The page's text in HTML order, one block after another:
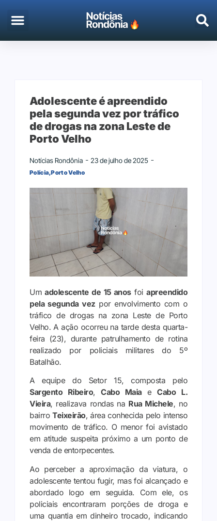
Adolescente é apreendido
pela segunda vez por tráfico
de drogas na zona Leste de
Porto Velho
Notícias Rondônia 23 de julho de 2025
Polícia,Porto Velho
Umadolescente de 15 anosfoiapreendido
pela segunda vezpor envolvimento com o
tráfico de drogas na zona Leste de Porto
Velho. A ação ocorreu na tarde desta quarta-
feira (23), durante patrulhamento de rotina
realizado por policiais militares do 5º
Batalhão.
A equipe do Setor 15, composta pelo
Sargento Ribeiro,Cabo MaiaeCabo L.
Vieira, realizava rondas na Rua Michele, no
bairro Teixeirão, área conhecida pelo intenso
movimento de tráfico. O menor foi avistado
em atitude suspeita próximo a um ponto de
venda de entorpecentes.
Ao perceber a aproximação da viatura, o
adolescente tentou fugir, mas foi alcançado e
abordado logo em seguida. Com ele, os
policiais encontraram porções de droga e
uma quantia em dinheiro trocado, indicando